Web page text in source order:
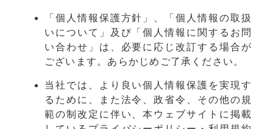
「個人情報保護方針」、「個人情報の取扱
いについて」及び「個人情報に関するお問
い合わせ」は、必要に応じ改訂する場合が
ございます。あらかじめご了承ください。
当社では、より良い個人情報保護を実現す
るために、また法令、政省令、その他の規
範の制改定に伴い、本ウェブサイトに掲載